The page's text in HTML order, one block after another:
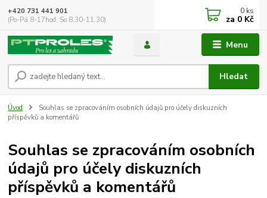
Menu
Hledat
+420 731 441 901
(Po-Pá 8-17hod, So 8.30-11.30)
0 ks
za 0 Kč
Úvod
Souhlas se zpracováním osobních údajů pro účely diskuzních
příspěvků a komentářů
Souhlas se zpracováním osobních
údajů pro účely diskuzních
příspěvků a komentářů